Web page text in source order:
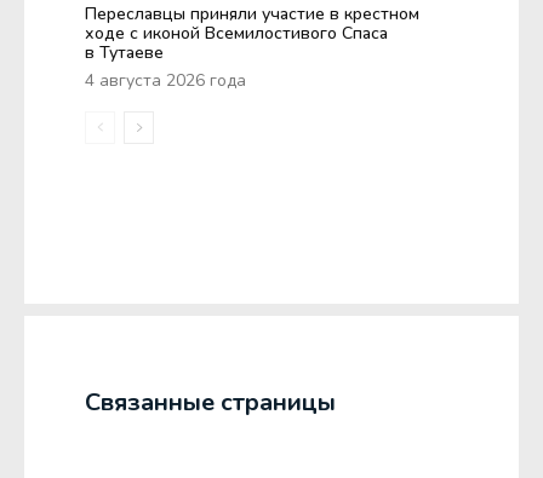
Переславцы приняли участие в крестном
ходе с иконой Всемилостивого Спаса
в Тутаеве
4 августа 2026 года
Связанные страницы